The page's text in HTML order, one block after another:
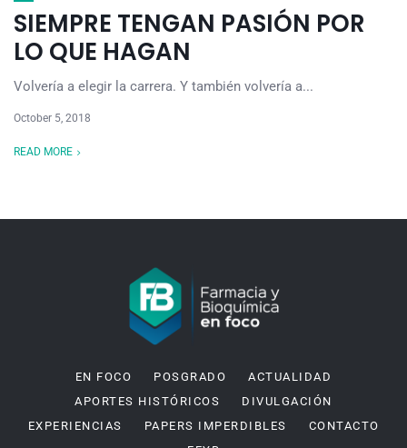
SIEMPRE TENGAN PASIÓN POR
LO QUE HAGAN
Volvería a elegir la carrera. Y también volvería a...
October 5, 2018
READ MORE
EN FOCO POSGRADO
ACTUALIDAD
APORTES HISTÓRICOS
DIVULGACIÓN
EXPERIENCIAS
PAPERS IMPERDIBLES
CONTACTO